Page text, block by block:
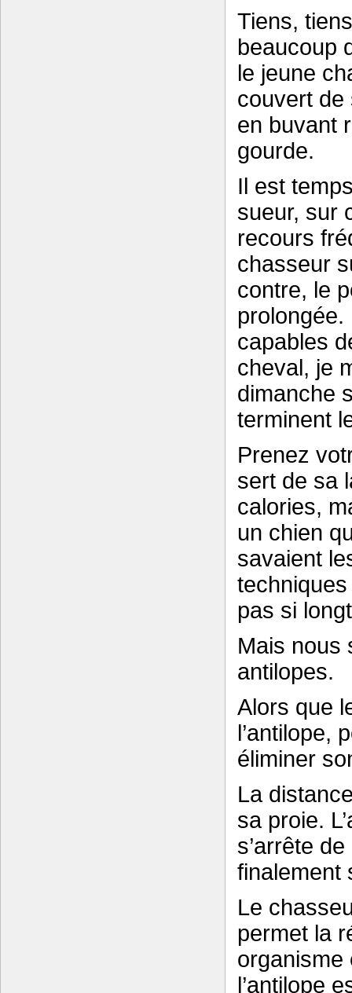
Tiens,
beaucoup
le jeune
couvert de
en buvant
gourde.
Il est
sueur, sur
recours
chasseur
contre, le
prolongée.
capables
cheval, je
dimanche
terminent
Prenez
sert de sa
calories,
un chien
savaient
techniques
pas si
Mais nous
antilopes.
Alors que
l’antilope,
éliminer
La
sa proie.
s’arrête
finalement
Le
permet la
organisme
l’antilope